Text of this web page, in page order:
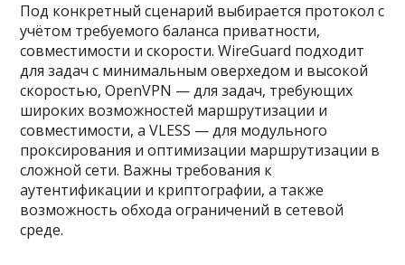
Под конкретный сценарий выбирается протокол с
учётом требуемого баланса приватности,
совместимости и скорости. WireGuard подходит
для задач с минимальным оверхедом и высокой
скоростью, OpenVPN — для задач, требующих
широких возможностей маршрутизации и
совместимости, а VLESS — для модульного
проксирования и оптимизации маршрутизации в
сложной сети. Важны требования к
аутентификации и криптографии, а также
возможность обхода ограничений в сетевой
среде.